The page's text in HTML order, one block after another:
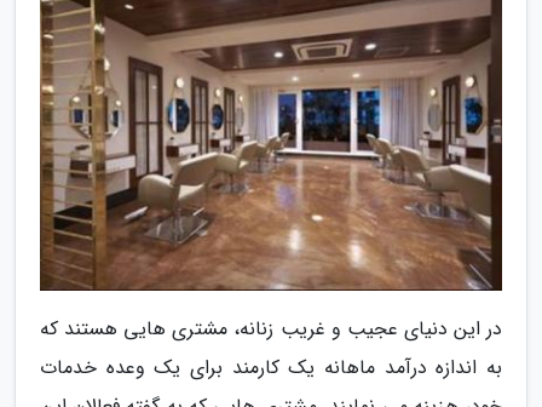
در این دنیای عجیب و غریب زنانه، مشتری هایی هستند که
به اندازه درآمد ماهانه یک کارمند برای یک وعده خدمات